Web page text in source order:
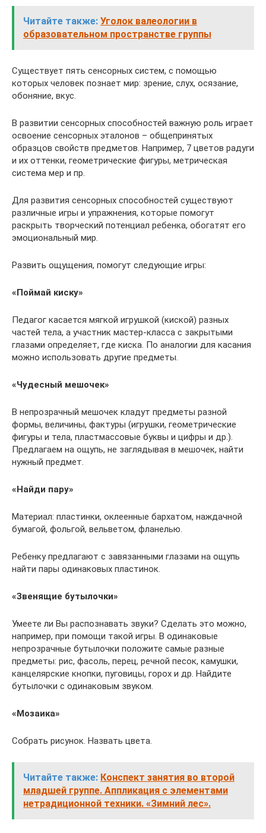
Читайте также: Уголок валеологии в
образовательном пространстве группы
Существует пять сенсорных систем, с помощью
которых человек познает мир: зрение, слух, осязание,
обоняние, вкус.
В развитии сенсорных способностей важную роль играет
освоение сенсорных эталонов – общепринятых
образцов свойств предметов. Например, 7 цветов радуги
и их оттенки, геометрические фигуры, метрическая
система мер и пр.
Для развития сенсорных способностей существуют
различные игры и упражнения, которые помогут
раскрыть творческий потенциал ребенка, обогатят его
эмоциональный мир.
Развить ощущения, помогут следующие игры:
«Поймай киску»
Педагог касается мягкой игрушкой (киской) разных
частей тела, а участник мастер-класса с закрытыми
глазами определяет, где киска. По аналогии для касания
можно использовать другие предметы.
«Чудесный мешочек»
В непрозрачный мешочек кладут предметы разной
формы, величины, фактуры (игрушки, геометрические
фигуры и тела, пластмассовые буквы и цифры и др.).
Предлагаем на ощупь, не заглядывая в мешочек, найти
нужный предмет.
«Найди пару»
Материал: пластинки, оклеенные бархатом, наждачной
бумагой, фольгой, вельветом, фланелью.
Ребенку предлагают с завязанными глазами на ощупь
найти пары одинаковых пластинок.
«Звенящие бутылочки»
Умеете ли Вы распознавать звуки? Сделать это можно,
например, при помощи такой игры. В одинаковые
непрозрачные бутылочки положите самые разные
предметы: рис, фасоль, перец, речной песок, камушки,
канцелярские кнопки, пуговицы, горох и др. Найдите
бутылочки с одинаковым звуком.
«Мозаика»
Собрать рисунок. Назвать цвета.
Читайте также: Конспект занятия во второй
младшей группе. Аппликация с элементами
нетрадиционной техники. «Зимний лес».